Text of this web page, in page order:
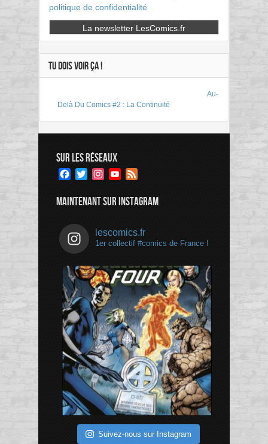
politique de confidentialité
TU DOIS VOIR ÇA !
Au-
Delà Du Comics #2 : La Continuité
SUR LES RÉSEAUX
Facebook
TwitterInstagramYouTube
MAINTENANT SUR INSTAGRAM
lescomics.fr
1er collectif #comics de France !
Suivez-nous sur Instagram